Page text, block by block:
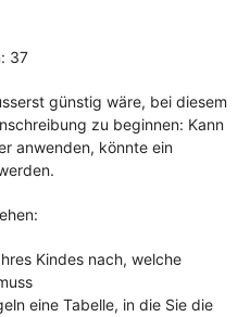
37
günstig wäre, bei diesem
zu beginnen: Kann
anwenden, könnte ein
Kindes nach, welche
eine Tabelle, in die Sie die